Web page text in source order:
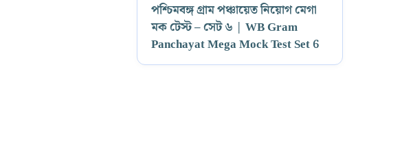
পশ্চিমবঙ্গ গ্রাম পঞ্চায়েত নিয়োগ মেগা
মক টেস্ট – সেট ৬ | WB Gram
Panchayat Mega Mock Test Set 6